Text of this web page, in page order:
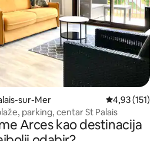
sur-Mer Prosječna
4,93 (151)
parking, centar St Palais
Arces kao destinacija